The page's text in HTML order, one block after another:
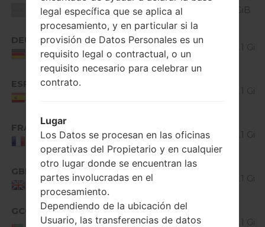
Unknown
4.4.x
GiB
DEU
Germany
V40020b_00.kdz
5.0.x
1.1 GiB
ESP
1.1 GiB
FRA
France
V40020b_00.kdz
5.0.x
Lollipop
1.1 GiB
GBR
United Kingdom
V40020b_00.kdz
Android
1.1 GiB
GCC
United Arab
V40020b_00.kdz
5.0.x
1.1 GiB
legal específica que se aplica al
procesamiento, y en particular si la
provisión de Datos Personales es un
requisito legal o contractual, o un
requisito necesario para celebrar un
contrato.
Lugar
Los Datos se procesan en las oficinas
operativas del Propietario y en cualquier
otro lugar donde se encuentran las
partes involucradas en el
procesamiento.
Dependiendo de la ubicación del
Usuario, las transferencias de datos